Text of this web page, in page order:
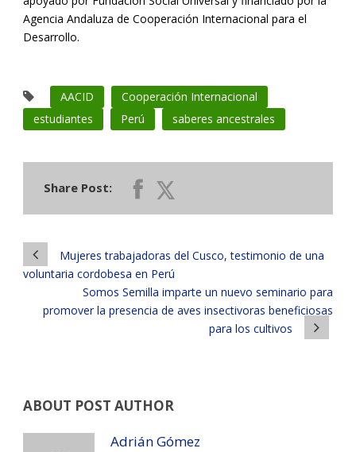
Agencia Andaluza de Cooperación Internacional para el
Desarrollo.
AACID
Cooperación Internacional
estudiantes
Perú saberes ancestrales
Share Post:
Mujeres trabajadoras del Cusco, testimonio de una
voluntaria cordobesa en Perú
Somos Semilla imparte un nuevo seminario para
promover la presencia de aves insectivoras beneficiosas
para los cultivos
ABOUT POST AUTHOR
Adrián Gómez